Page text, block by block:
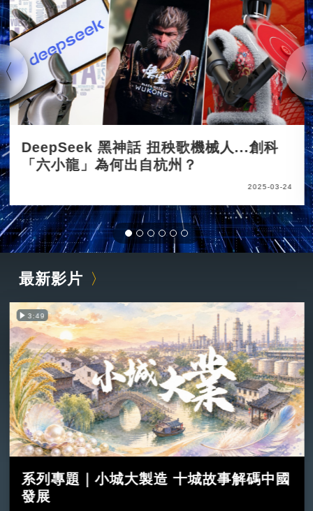
DeepSeek 黑神話 扭秧歌機械人...創科
「六小龍」為何出自杭州？
2025-03-24
最新影片
3:49
系列專題｜小城大製造 十城故事解碼中國
發展